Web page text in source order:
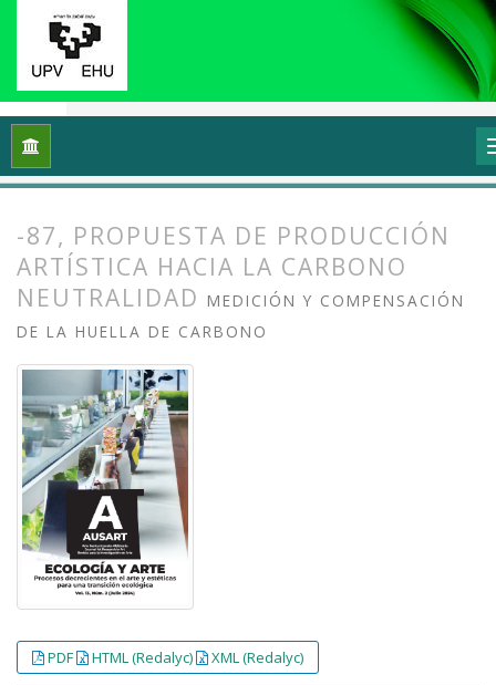
Inicio Vol. 12 Núm. 2 (2024): Ecología y arte:
-87, PROPUESTA DE PRODUCCIÓN
ARTÍSTICA HACIA LA CARBONO
NEUTRALIDAD MEDICIÓN Y COMPENSACIÓN
DE LA HUELLA DE CARBONO
PDF HTML (Redalyc) XML (Redalyc)